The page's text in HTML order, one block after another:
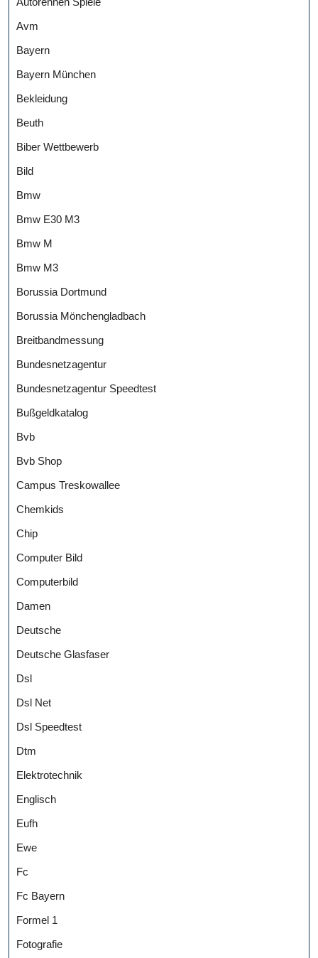
Avm
Bayern
Bayern München
Bekleidung
Beuth
Biber Wettbewerb
Bild
Bmw
Bmw E30 M3
Bmw M
Bmw M3
Borussia Dortmund
Borussia Mönchengladbach
Breitbandmessung
Bundesnetzagentur
Bundesnetzagentur Speedtest
Bußgeldkatalog
Bvb
Bvb Shop
Campus Treskowallee
Chemkids
Chip
Computer Bild
Computerbild
Damen
Deutsche
Deutsche Glasfaser
Dsl
Dsl Net
Dsl Speedtest
Dtm
Elektrotechnik
Englisch
Eufh
Ewe
Fc
Fc Bayern
Formel 1
Fotografie